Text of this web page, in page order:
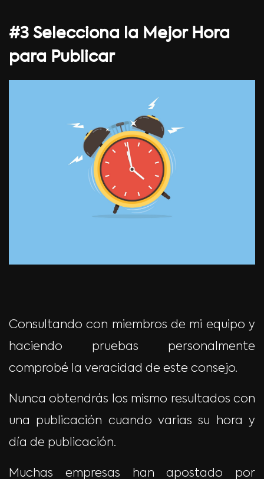
#3 Selecciona la Mejor Hora
para Publicar
Consultando con miembros de mi equipo y
haciendo pruebas personalmente
comprobé la veracidad de este consejo.
Nunca obtendrás los mismo resultados con
una publicación cuando varias su hora y
día de publicación.
Muchas empresas han apostado por